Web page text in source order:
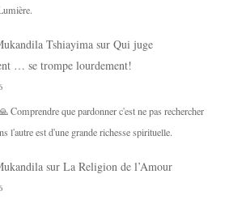
Tshiayimasur Qui juge
… se trompe lourdement!
Comprendre que pardonner c'est ne pas rechercher
l'autre est d'une grande richesse spirituelle.
sur La Religion de l’Amour